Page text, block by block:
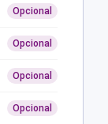
Opcional
Opcional
Opcional
Opcional